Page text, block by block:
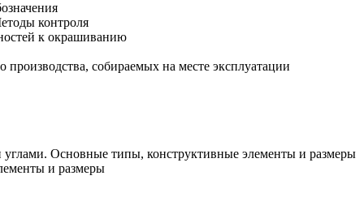
контроля
к окрашиванию
собираемых на месте эксплуатации
Основные типы, конструктивные элементы и размеры
и размеры